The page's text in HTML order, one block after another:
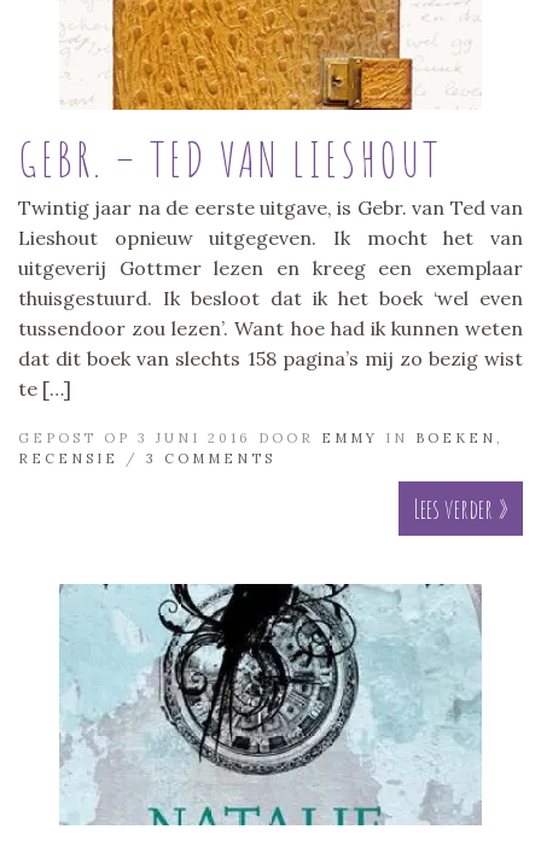
GEBR. – TED VAN LIESHOUT
Twintig jaar na de eerste uitgave, is Gebr. van Ted van
Lieshout opnieuw uitgegeven. Ik mocht het van
uitgeverij Gottmer lezen en kreeg een exemplaar
thuisgestuurd. Ik besloot dat ik het boek ‘wel even
tussendoor zou lezen’. Want hoe had ik kunnen weten
dat dit boek van slechts 158 pagina’s mij zo bezig wist
te […]
GEPOST OP 3 JUNI 2016 DOOR EMMY IN BOEKEN
RECENSIE
/ 3 COMMENTS
Lees verder »